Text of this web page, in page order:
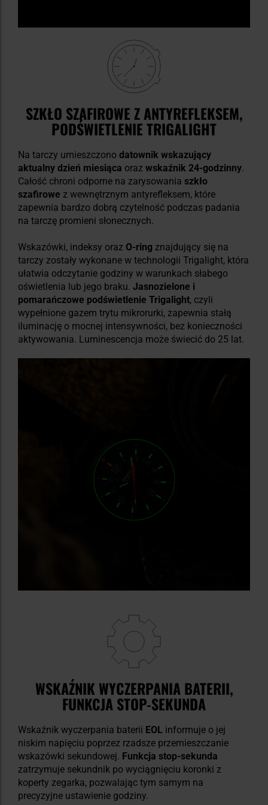
SZKŁO SZAFIROWE Z ANTYREFLEKSEM,
PODŚWIETLENIE TRIGALIGHT
Na tarczy umieszczono datownik wskazujący
aktualny dzień miesiąca oraz wskaźnik 24-godzinny.
Całość chroni odporne na zarysowania szkło
szafirowe z wewnętrznym antyrefleksem, które
zapewnia bardzo dobrą czytelność podczas padania
na tarczę promieni słonecznych.
Wskazówki, indeksy oraz O-ring znajdujący się na
tarczy zostały wykonane w technologii Trigalight, która
ułatwia odczytanie godziny w warunkach słabego
oświetlenia lub jego braku. Jasnozielone i
pomarańczowe podświetlenie Trigalight, czyli
wypełnione gazem trytu mikrorurki, zapewnia stałą
iluminację o mocnej intensywności, bez konieczności
aktywowania. Luminescencja może świecić do 25 lat.
WSKAŹNIK WYCZERPANIA BATERII,
FUNKCJA STOP-SEKUNDA
Wskaźnik wyczerpania baterii EOL informuje o jej
niskim napięciu poprzez rzadsze przemieszczanie
wskazówki sekundowej. Funkcja stop-sekunda
zatrzymuje sekundnik po wyciągnięciu koronki z
koperty zegarka, pozwalając tym samym na
precyzyjne ustawienie godziny.